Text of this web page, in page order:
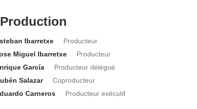
Production
Ibarretxe
Producteur
Miguel Ibarretxe
Producteur
García
Producteur délégué
Salazar
Coproducteur
Carneros
Producteur exécutif